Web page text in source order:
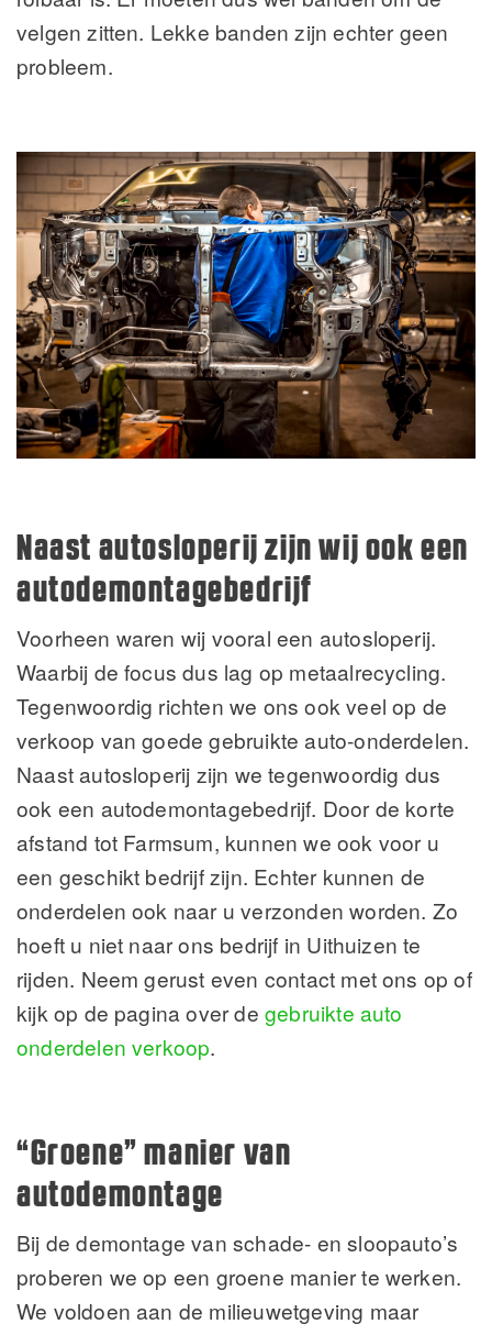
velgen zitten. Lekke banden zijn echter geen
probleem.
Naast autosloperij zijn wij ook een
autodemontagebedrijf
Voorheen waren wij vooral een autosloperij.
Waarbij de focus dus lag op metaalrecycling.
Tegenwoordig richten we ons ook veel op de
verkoop van goede gebruikte auto-onderdelen.
Naast autosloperij zijn we tegenwoordig dus
ook een autodemontagebedrijf. Door de korte
afstand tot Farmsum, kunnen we ook voor u
een geschikt bedrijf zijn. Echter kunnen de
onderdelen ook naar u verzonden worden. Zo
hoeft u niet naar ons bedrijf in Uithuizen te
rijden. Neem gerust even contact met ons op of
kijk op de pagina over de gebruikte auto
onderdelen verkoop.
“Groene” manier van
autodemontage
Bij de demontage van schade- en sloopauto’s
proberen we op een groene manier te werken.
We voldoen aan de milieuwetgeving maar